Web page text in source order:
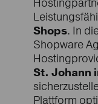
Shops. In
Shopware
St. Johann
Plattform